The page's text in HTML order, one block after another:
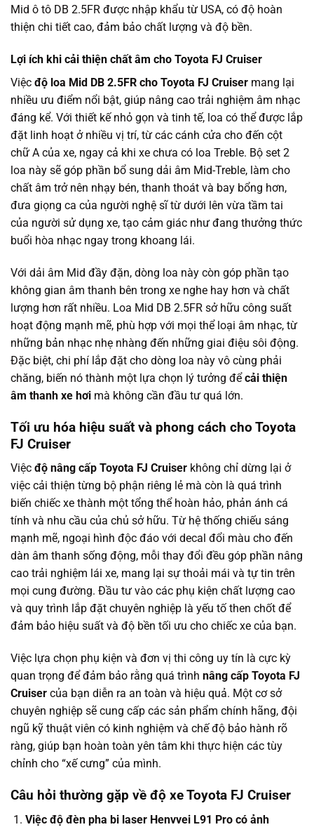
Mid ô tô DB 2.5FR được nhập khẩu từ USA, có độ hoàn
thiện chi tiết cao, đảm bảo chất lượng và độ bền.
Lợi ích khi cải thiện chất âm cho Toyota FJ Cruiser
Việc độ loa Mid DB 2.5FR cho Toyota FJ Cruiser mang lại
nhiều ưu điểm nổi bật, giúp nâng cao trải nghiệm âm nhạc
đáng kể. Với thiết kế nhỏ gọn và tinh tế, loa có thể được lắp
đặt linh hoạt ở nhiều vị trí, từ các cánh cửa cho đến cột
chữ A của xe, ngay cả khi xe chưa có loa Treble. Bộ set 2
loa này sẽ góp phần bổ sung dải âm Mid-Treble, làm cho
chất âm trở nên nhạy bén, thanh thoát và bay bổng hơn,
đưa giọng ca của người nghệ sĩ từ dưới lên vừa tầm tai
của người sử dụng xe, tạo cảm giác như đang thưởng thức
buổi hòa nhạc ngay trong khoang lái.
Với dải âm Mid đầy đặn, dòng loa này còn góp phần tạo
không gian âm thanh bên trong xe nghe hay hơn và chất
lượng hơn rất nhiều. Loa Mid DB 2.5FR sở hữu công suất
hoạt động mạnh mẽ, phù hợp với mọi thể loại âm nhạc, từ
những bản nhạc nhẹ nhàng đến những giai điệu sôi động.
Đặc biệt, chi phí lắp đặt cho dòng loa này vô cùng phải
chăng, biến nó thành một lựa chọn lý tưởng đểcải thiện
âm thanh xe hơi mà không cần đầu tư quá lớn.
Tối ưu hóa hiệu suất và phong cách cho Toyota
FJ Cruiser
Việc độ nâng cấp Toyota FJ Cruiser không chỉ dừng lại ở
việc cải thiện từng bộ phận riêng lẻ mà còn là quá trình
biến chiếc xe thành một tổng thể hoàn hảo, phản ánh cá
tính và nhu cầu của chủ sở hữu. Từ hệ thống chiếu sáng
mạnh mẽ, ngoại hình độc đáo với decal đổi màu cho đến
dàn âm thanh sống động, mỗi thay đổi đều góp phần nâng
cao trải nghiệm lái xe, mang lại sự thoải mái và tự tin trên
mọi cung đường. Đầu tư vào các phụ kiện chất lượng cao
và quy trình lắp đặt chuyên nghiệp là yếu tố then chốt để
đảm bảo hiệu suất và độ bền tối ưu cho chiếc xe của bạn.
Việc lựa chọn phụ kiện và đơn vị thi công uy tín là cực kỳ
quan trọng để đảm bảo rằng quá trình nâng cấp Toyota FJ
Cruiser của bạn diễn ra an toàn và hiệu quả. Một cơ sở
chuyên nghiệp sẽ cung cấp các sản phẩm chính hãng, đội
ngũ kỹ thuật viên có kinh nghiệm và chế độ bảo hành rõ
ràng, giúp bạn hoàn toàn yên tâm khi thực hiện các tùy
chỉnh cho “xế cưng” của mình.
Câu hỏi thường gặp về độ xe Toyota FJ Cruiser
Việc độ đèn pha bi laser Henvvei L91 Pro có ảnh